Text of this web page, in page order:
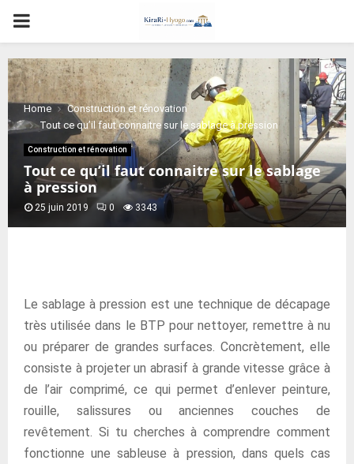
PRIMARY
MENU
Home
Construction et rénovation
Tout ce qu’il faut connaitre sur le sablage à pression
Construction et rénovation
Tout ce qu’il faut connaitre sur le sablage
à pression
25 juin 2019 0 3343
Le sablage à pression est une technique de décapage
très utilisée dans le BTP pour nettoyer, remettre à nu
ou préparer de grandes surfaces. Concrètement, elle
consiste à projeter un abrasif à grande vitesse grâce à
de l’air comprimé, ce qui permet d’enlever peinture,
rouille, salissures ou anciennes couches de
revêtement. Si tu cherches à comprendre comment
fonctionne une sableuse à pression, dans quels cas